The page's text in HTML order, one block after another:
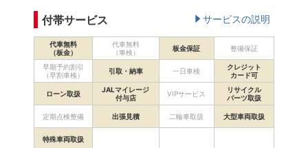
付帯サービス サービスの説明
代車無料
（板金）
代車無料
（車検）
板金保証 整備保証
早期予約割引
（早割車検）
引取・納車 一日車検
クレジット
カード可
ローン取扱
JALマイレージ
付与店
VIPサービス
リサイクル
パーツ取扱
定期点検整備 出張見積 二輪車取扱 大型車両取扱
特殊車両取扱